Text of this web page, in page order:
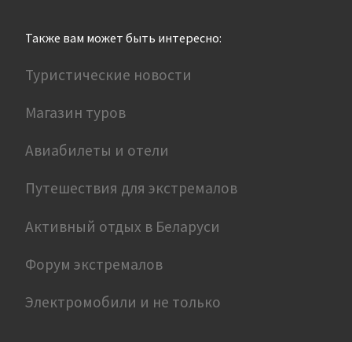
Также вам может быть интересно:
Туристические новости
Магазин туров
Авиабилеты и отели
Путешествия для экстремалов
Активный отдых в Беларуси
Форум экстремалов
Электромобили и не только